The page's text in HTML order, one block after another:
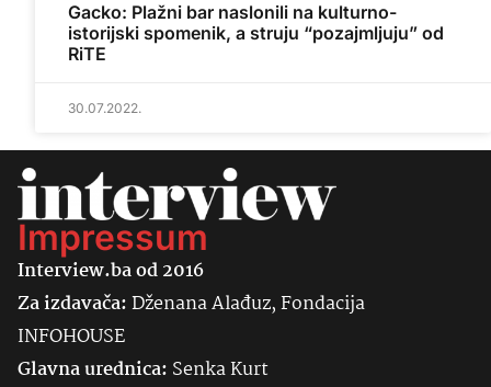
Gacko: Plažni bar naslonili na kulturno-
istorijski spomenik, a struju “pozajmljuju” od
RiTE
30.07.2022.
Impressum
Interview.ba od 2016
Za izdavača:Dženana Alađuz, Fondacija
INFOHOUSE
Glavna urednica: SenkaKurt